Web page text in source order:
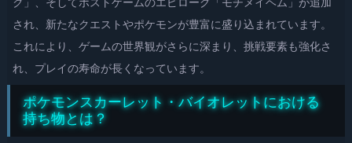
され、新たなクエストやポケモンが豊富に盛り込まれています。
これにより、ゲームの世界観がさらに深まり、挑戦要素も強化さ
れ、プレイの寿命が長くなっています。
ポケモンスカーレット・バイオレットにおける
持ち物とは？